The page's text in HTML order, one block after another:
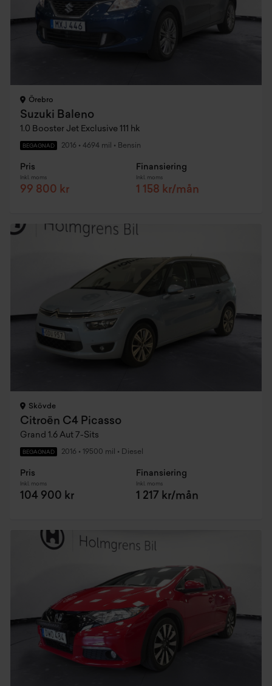
Örebro
Suzuki Baleno
1.0 Booster Jet Exclusive 111 hk
BEGAGNAD 2016 • 4694 mil • Bensin
Pris
Inkl. moms
99 800 kr
Finansiering
Inkl. moms
1 158 kr/mån
Skövde
Citroën C4 Picasso
Grand 1.6 Aut 7-Sits
BEGAGNAD 2016 • 19500 mil • Diesel
Pris
Inkl. moms
104 900 kr
Finansiering
Inkl. moms
1 217 kr/mån